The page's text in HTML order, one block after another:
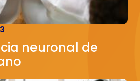
neuronal de